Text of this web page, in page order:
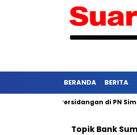
BERANDA BERITA
Ketat Persidangan di PN
TopikBank